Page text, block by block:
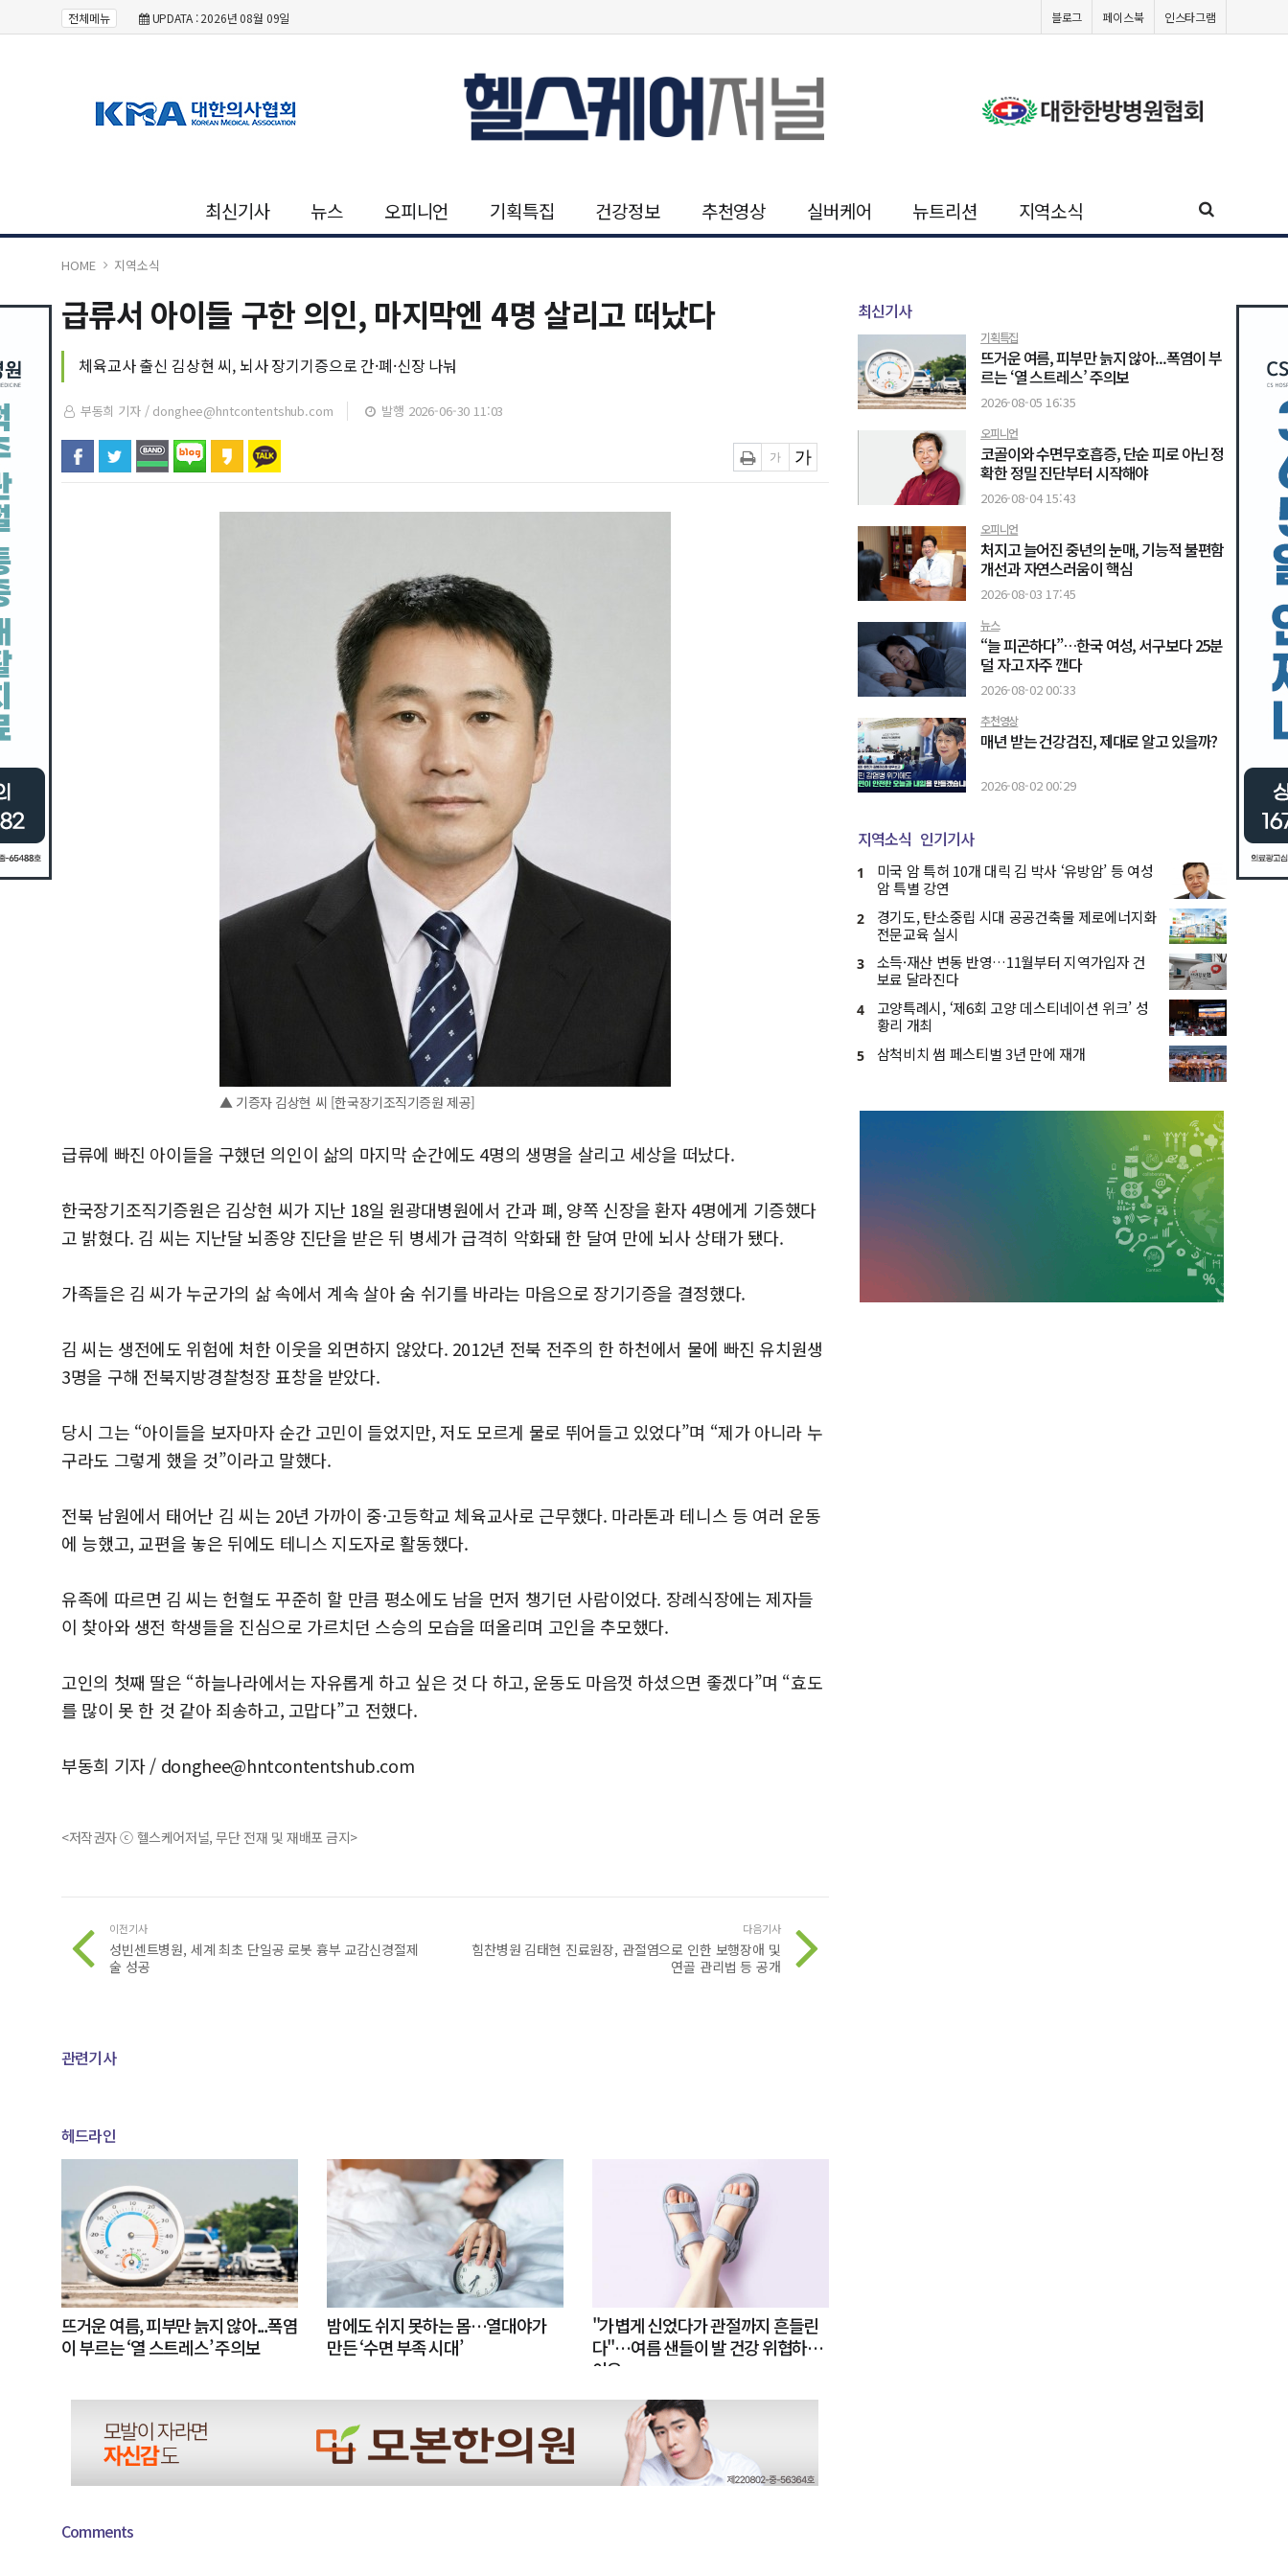
전체메뉴 UPDATA : 2026년 08월 09일 블로그 페이스북 인스타그램
최신기사 뉴스 오피니언 기획특집 건강정보 추천영상 실버케어 뉴트리션 지역소식
HOME 지역소식
급류서 아이들 구한 의인, 마지막엔 4명 살리고 떠났다
체육교사 출신 김상현 씨, 뇌사 장기기증으로 간·폐·신장 나눠
부동희 기자 / donghee@hntcontentshub.com 발행 2026-06-30 11:03
▲ 기증자 김상현 씨 [한국장기조직기증원 제공]
급류에 빠진 아이들을 구했던 의인이 삶의 마지막 순간에도 4명의 생명을 살리고 세상을 떠났다.
한국장기조직기증원은 김상현 씨가 지난 18일 원광대병원에서 간과 폐, 양쪽 신장을 환자 4명에게 기증했다
고 밝혔다. 김 씨는 지난달 뇌종양 진단을 받은 뒤 병세가 급격히 악화돼 한 달여 만에 뇌사 상태가 됐다.
가족들은 김 씨가 누군가의 삶 속에서 계속 살아 숨 쉬기를 바라는 마음으로 장기기증을 결정했다.
김 씨는 생전에도 위험에 처한 이웃을 외면하지 않았다. 2012년 전북 전주의 한 하천에서 물에 빠진 유치원생
3명을 구해 전북지방경찰청장 표창을 받았다.
당시 그는 “아이들을 보자마자 순간 고민이 들었지만, 저도 모르게 물로 뛰어들고 있었다”며 “제가 아니라 누
구라도 그렇게 했을 것”이라고 말했다.
전북 남원에서 태어난 김 씨는 20년 가까이 중·고등학교 체육교사로 근무했다. 마라톤과 테니스 등 여러 운동
에 능했고, 교편을 놓은 뒤에도 테니스 지도자로 활동했다.
유족에 따르면 김 씨는 헌혈도 꾸준히 할 만큼 평소에도 남을 먼저 챙기던 사람이었다. 장례식장에는 제자들
이 찾아와 생전 학생들을 진심으로 가르치던 스승의 모습을 떠올리며 고인을 추모했다.
고인의 첫째 딸은 “하늘나라에서는 자유롭게 하고 싶은 것 다 하고, 운동도 마음껏 하셨으면 좋겠다”며 “효도
를 많이 못 한 것 같아 죄송하고, 고맙다”고 전했다.
부동희 기자 / donghee@hntcontentshub.com
<저작권자 ⓒ 헬스케어저널, 무단 전재 및 재배포 금지>
이전기사
성빈센트병원, 세계 최초 단일공 로봇 흉부 교감신경절제
술 성공
다음기사
힘찬병원 김태현 진료원장, 관절염으로 인한 보행장애 및
연골 관리법 등 공개
관련기사
헤드라인
뜨거운 여름, 피부만 늙지 않아...폭염
이 부르는 ‘열 스트레스’ 주의보
밤에도 쉬지 못하는 몸…열대야가
만든 ‘수면 부족 시대’
"가볍게 신었다가 관절까지 흔들린
다"…여름 샌들이 발 건강 위협하는
이유
Comments
최신기사
기획특집
뜨거운 여름, 피부만 늙지 않아...폭염이 부
르는 ‘열 스트레스’ 주의보
2026-08-05 16:35
오피니언
코골이와 수면무호흡증, 단순 피로 아닌 정
확한 정밀 진단부터 시작해야
2026-08-04 15:43
오피니언
처지고 늘어진 중년의 눈매, 기능적 불편함
개선과 자연스러움이 핵심
2026-08-03 17:45
뉴스
“늘 피곤하다”…한국 여성, 서구보다 25분
덜 자고 자주 깬다
2026-08-02 00:33
추천영상
매년 받는 건강검진, 제대로 알고 있을까?
2026-08-02 00:29
지역소식 인기기사
1
미국 암 특허 10개 대릭 김 박사 ‘유방암’ 등 여성
암 특별 강연
2
경기도, 탄소중립 시대 공공건축물 제로에너지화
전문교육 실시
3
소득·재산 변동 반영…11월부터 지역가입자 건
보료 달라진다
4
고양특례시, ‘제6회 고양 데스티네이션 위크’ 성
황리 개최
5 삼척비치 썸 페스티벌 3년 만에 재개